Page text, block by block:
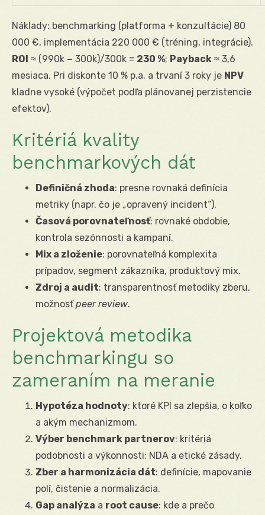
Náklady: benchmarking (platforma + konzultácie) 80
000 €, implementácia 220 000 € (tréning, integrácie).
ROI ≈ (990k − 300k)/300k = 230 %; Payback ≈ 3,6
mesiaca. Pri diskonte 10 % p.a. a trvaní 3 roky je NPV
kladne vysoké (výpočet podľa plánovanej perzistencie
efektov).
Kritériá kvality
benchmarkových dát
Definičná zhoda: presne rovnaká definícia
metriky (napr. čo je „opravený incident“).
Časová porovnateľnosť: rovnaké obdobie,
kontrola sezónnosti a kampaní.
Mix a zloženie: porovnateľná komplexita
prípadov, segment zákazníka, produktový mix.
Zdroj a audit: transparentnosť metodiky zberu,
možnosťpeer review.
Projektová metodika
benchmarkingu so
zameraním na meranie
Hypotéza hodnoty: ktoré KPI sa zlepšia, o koľko
a akým mechanizmom.
Výber benchmark partnerov: kritériá
podobnosti a výkonnosti; NDA a etické zásady.
Zber a harmonizácia dát: definície, mapovanie
polí, čistenie a normalizácia.
Gap analýza a root cause: kde a prečo